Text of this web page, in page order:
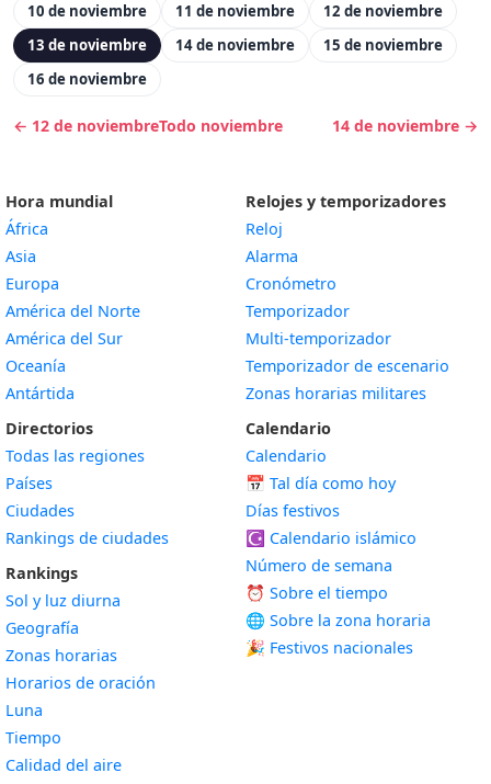
10 de noviembre 11 de noviembre
12 de noviembre
13 de noviembre
14 de noviembre
15 de noviembre
16 de noviembre
← 12 de noviembreTodo noviembre 14 de noviembre →
Hora mundial
África
Asia
Europa
América del Norte
América del Sur
Oceanía
Antártida
Directorios
Todas las regiones
Países
Ciudades
Rankings de ciudades
Rankings
Sol y luz diurna
Geografía
Zonas horarias
Horarios de oración
Luna
Tiempo
Calidad del aire
Relojes y temporizadores
Reloj
Alarma
Cronómetro
Temporizador
Multi-temporizador
Temporizador de escenario
Zonas horarias militares
Calendario
Calendario
📅 Tal día como hoy
Días festivos
☪️ Calendario islámico
Número de semana
⏰ Sobre el tiempo
🌐 Sobre la zona horaria
🎉 Festivos nacionales